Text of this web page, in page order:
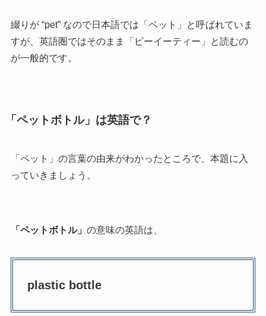
綴りが “pet” なので日本語では「ペット」と呼ばれていま
すが、英語圏ではそのまま「ピーイーティー」と読むの
が一般的です。
「ペットボトル」は英語で？
「ペット」の言葉の由来がわかったところで、本題に入
っていきましょう。
「ペットボトル」 の意味の英語は、
plastic bottle